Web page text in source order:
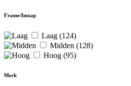
Frame/Instap
Laag (124)
Midden (128)
Hoog (95)
Merk